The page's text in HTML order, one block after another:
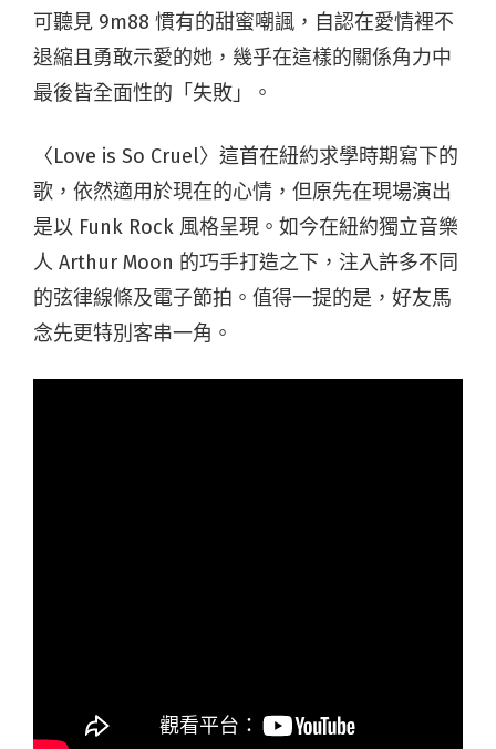
可聽見 9m88 慣有的甜蜜嘲諷，自認在愛情裡不
退縮且勇敢示愛的她，幾乎在這樣的關係角力中
最後皆全面性的「失敗」。
〈Love is So Cruel〉這首在紐約求學時期寫下的
歌，依然適用於現在的心情，但原先在現場演出
是以 Funk Rock 風格呈現。如今在紐約獨立音樂
人 Arthur Moon 的巧手打造之下，注入許多不同
的弦律線條及電子節拍。值得一提的是，好友馬
念先更特別客串一角。